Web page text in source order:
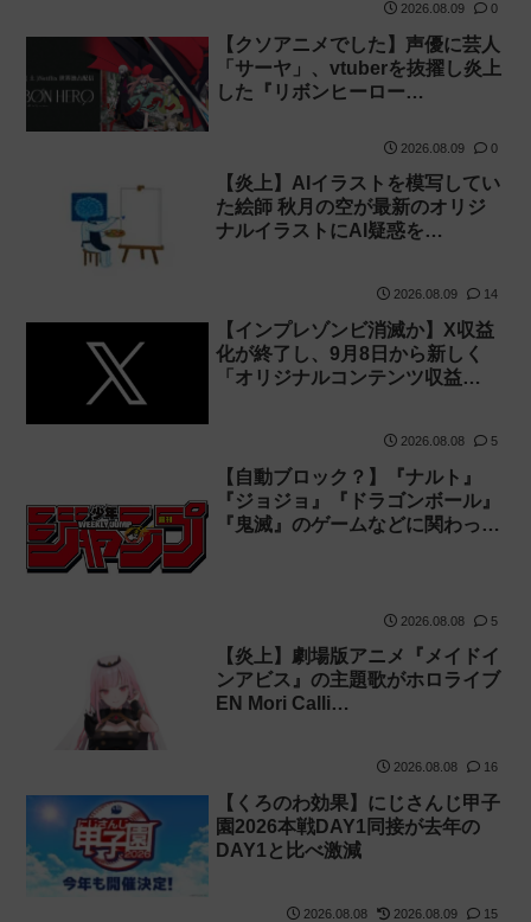
2026.08.09 0
【クソアニメでした】声優に芸人
「サーヤ」、vtuberを抜擢し炎上
した『リボンヒーロー…
2026.08.09 0
【炎上】AIイラストを模写してい
た絵師 秋月の空が最新のオリジ
ナルイラストにAI疑惑を…
2026.08.09 14
【インプレゾンビ消滅か】X収益
化が終了し、9月8日から新しく
「オリジナルコンテンツ収益…
2026.08.08 5
【自動ブロック？】『ナルト』
『ジョジョ』『ドラゴンボール』
『鬼滅』のゲームなどに関わっ…
2026.08.08 5
【炎上】劇場版アニメ『メイドイ
ンアビス』の主題歌がホロライブ
EN Mori Calli…
2026.08.08 16
【くろのわ効果】にじさんじ甲子
園2026本戦DAY1同接が去年の
DAY1と比べ激減
2026.08.08 2026.08.09 15